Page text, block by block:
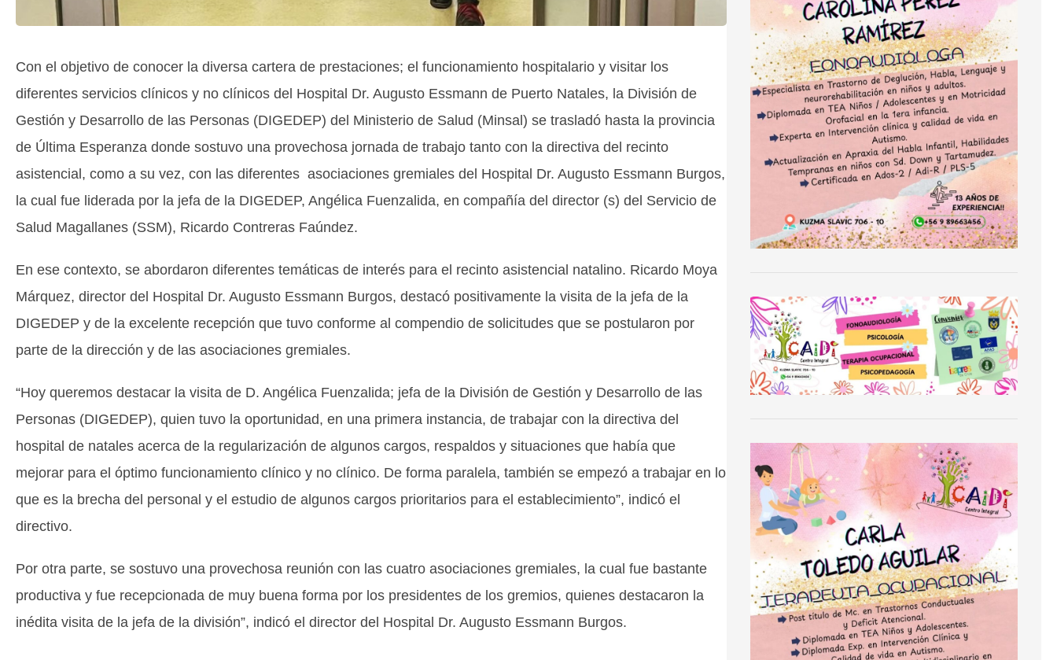
Con el objetivo de conocer la diversa cartera de prestaciones; el funcionamiento hospitalario y visitar los
diferentes servicios clínicos y no clínicos del Hospital Dr. Augusto Essmann de Puerto Natales, la División de
Gestión y Desarrollo de las Personas (DIGEDEP) del Ministerio de Salud (Minsal) se trasladó hasta la provincia
de Última Esperanza donde sostuvo una provechosa jornada de trabajo tanto con la directiva del recinto
asistencial, como a su vez, con las diferentes asociaciones gremiales del Hospital Dr. Augusto Essmann Burgos,
la cual fue liderada por la jefa de la DIGEDEP, Angélica Fuenzalida, en compañía del director (s) del Servicio de
Salud Magallanes (SSM), Ricardo Contreras Faúndez.
En ese contexto, se abordaron diferentes temáticas de interés para el recinto asistencial natalino. Ricardo Moya
Márquez, director del Hospital Dr. Augusto Essmann Burgos, destacó positivamente la visita de la jefa de la
DIGEDEP y de la excelente recepción que tuvo conforme al compendio de solicitudes que se postularon por
parte de la dirección y de las asociaciones gremiales.
“Hoy queremos destacar la visita de D. Angélica Fuenzalida; jefa de la División de Gestión y Desarrollo de las
Personas (DIGEDEP), quien tuvo la oportunidad, en una primera instancia, de trabajar con la directiva del
hospital de natales acerca de la regularización de algunos cargos, respaldos y situaciones que había que
mejorar para el óptimo funcionamiento clínico y no clínico. De forma paralela, también se empezó a trabajar en lo
que es la brecha del personal y el estudio de algunos cargos prioritarios para el establecimiento”, indicó el
directivo.
Por otra parte, se sostuvo una provechosa reunión con las cuatro asociaciones gremiales, la cual fue bastante
productiva y fue recepcionada de muy buena forma por los presidentes de los gremios, quienes destacaron la
inédita visita de la jefa de la división”, indicó el director del Hospital Dr. Augusto Essmann Burgos.